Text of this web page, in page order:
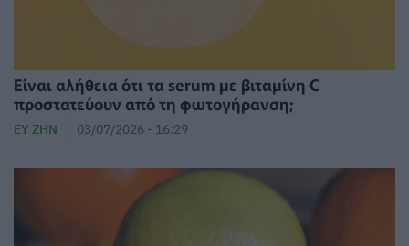
Είναι αλήθεια ότι τα serum με βιταμίνη C
προστατεύουν από τη φωτογήρανση;
ΕΥ ΖΗΝ 03/07/2026 - 16:29